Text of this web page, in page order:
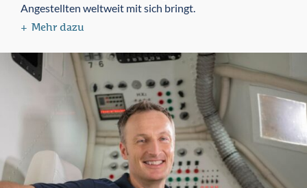
Angestellten weltweit mit sich bringt.
Mehr dazu